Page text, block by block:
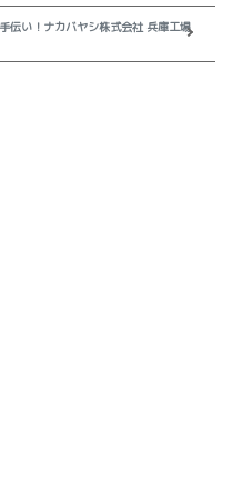
伝い！ナカバヤシ株式会社 兵庫工場